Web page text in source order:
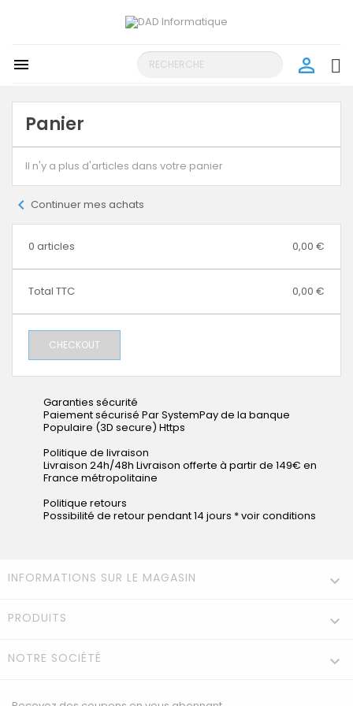
 person_outline
Panier
Il n'y a plus d'articles dans votre panier
chevron_left Continuer mes achats
0 articles 0,00 €
Total TTC 0,00 €
CHECKOUT
Garanties sécurité
Paiement sécurisé Par SystemPay de la banque
Populaire (3D secure) Https
Politique de livraison
Livraison 24h/48h Livraison offerte à partir de 149€ en
France métropolitaine
Politique retours
Possibilité de retour pendant 14 jours * voir conditions
INFORMATIONS SUR LE MAGASIN 
PRODUITS 
NOTRE SOCIÉTÉ 